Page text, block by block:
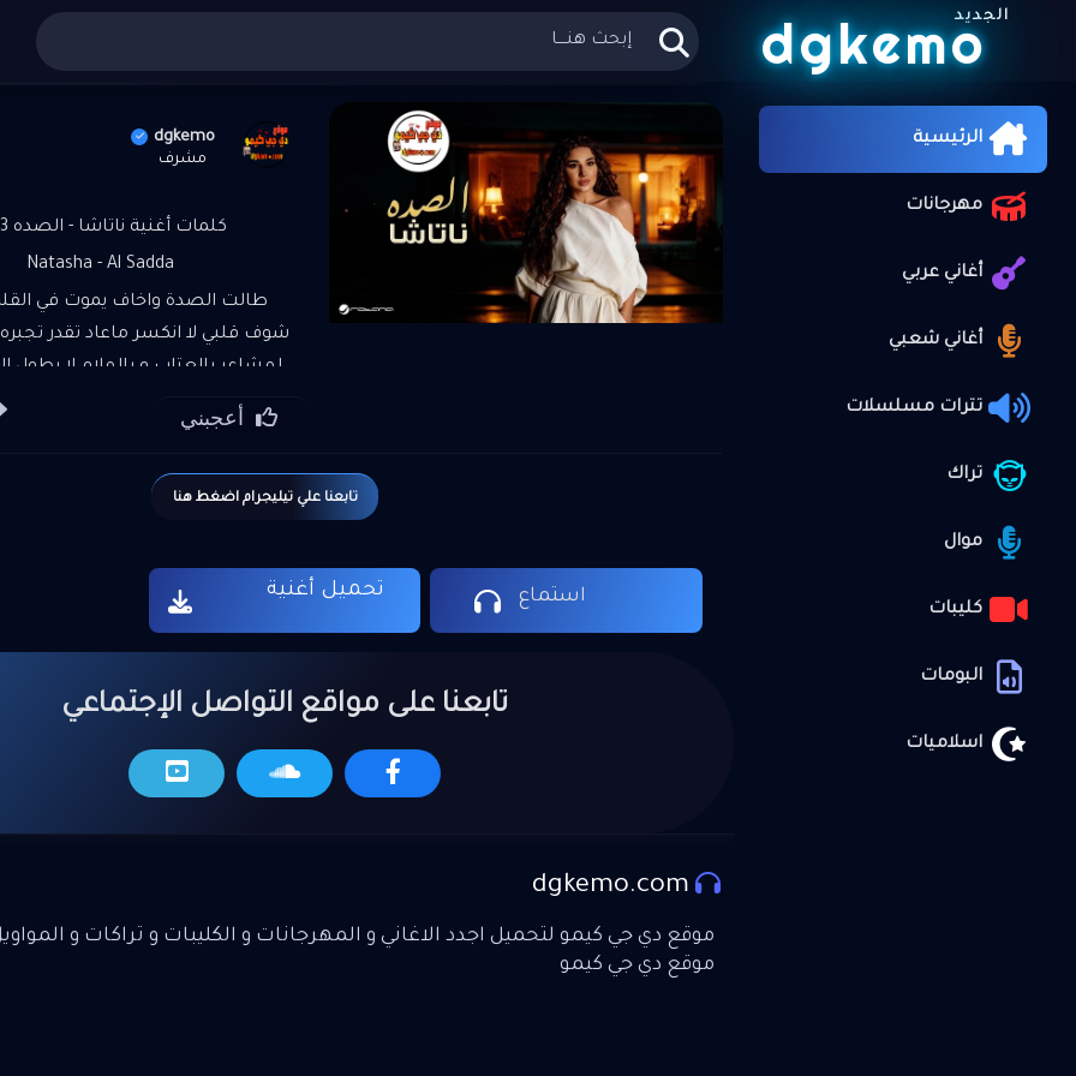
الرئيسية
مهرجانات
أغاني عربي
أغاني شعبي
تترات مسلسلات
تراك
موال
كليبات
البومات
اسلاميات
dgkemo
الجديد
علي موقع
الرئيسية أغاني عربي تنزيل واستماع أغنية ناتاشا - الصده MP3
استماع
تابعنا علي تيليجرام اضغط هنا
تحميل أغنية
تابعنا على مواقع التواصل الإجتماعي
dgkemo.com
موقع دي جي كيمو لتحميل اجدد الاغاني و المهرجانات و الكليبات و تراكات و
موقع دي جي كيمو
dgkemo
مشرف
كلمات أغنية ناتاشا - الصده MP3
Natasha - Al Sadda
طالت الصدة واخاف يموت في
شوف قلبي لا انكسر ماعاد تقدر
لمشاعر بالعتاب و بالملام لا يطول
زعل ومكابره غمض عيونك تعال
صدري ونام عيش بانفاسي غرام وحب
عندي محسوبه بالقلم و
أعجبني